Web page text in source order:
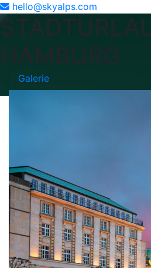
hello@skyalps.com
HAMBURG
Galerie